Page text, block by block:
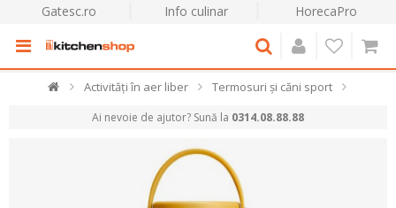
Gatesc.ro Info culinar HorecaPro
Activități în aer liber Termosuri și căni sport
Ai nevoie de ajutor? Sună la 0314.08.88.88